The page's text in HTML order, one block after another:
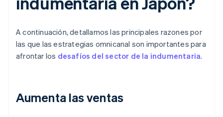
A continuación, detallamos las principales razones por
las que las estrategias omnicanal son importantes para
afrontar los desafíos del sector de la indumentaria.
Aumenta las ventas